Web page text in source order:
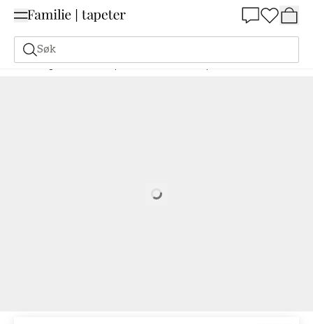
Søk
Maling Bestill basert på NCS Bestill basert på NCS 2010-Y80R
Loading…